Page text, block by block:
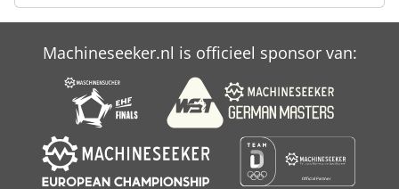
Case Ih Mx 150
Case Ih Mx 240
Case Ih Mxm 130
Machineseeker.nl is officieel sponsor van: